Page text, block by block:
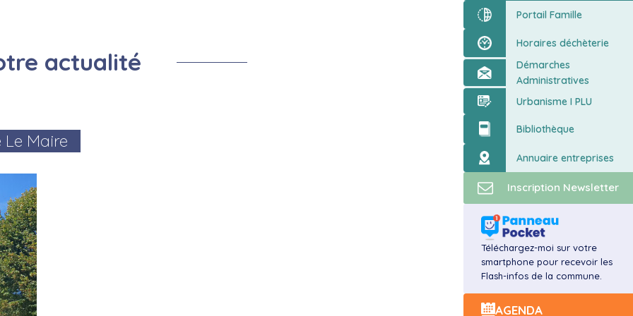
Portail Famille
Horaires déchèterie
Démarches
Administratives
Urbanisme I PLU
Bibliothèque
Annuaire entreprises
Inscription Newsletter
Téléchargez-moi sur votre
smartphone pour recevoir les
Flash-infos de la commune.
AGENDA
actualité
Maire